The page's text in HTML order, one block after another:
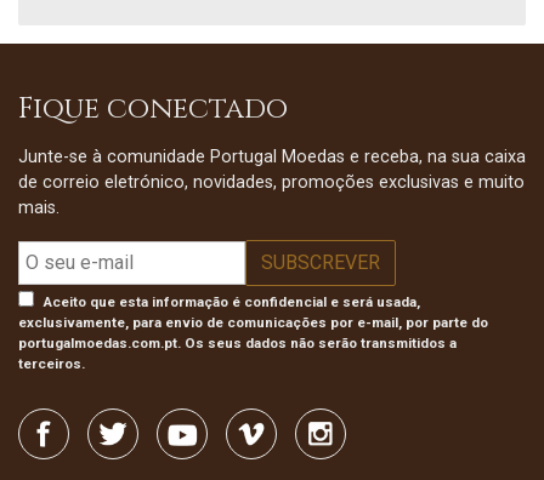
Fique conectado
Junte-se à comunidade Portugal Moedas e receba, na sua caixa
de correio eletrónico, novidades, promoções exclusivas e muito
mais.
Aceito que esta informação é confidencial e será usada,
exclusivamente, para envio de comunicações por e-mail, por parte do
portugalmoedas.com.pt. Os seus dados não serão transmitidos a
terceiros.